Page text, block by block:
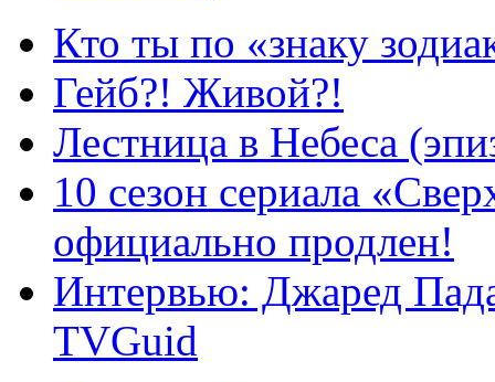
Кто ты по «знаку
Гейб?! Живой?!
Лестница в Небеса
10 сезон сериала
официально продлен!
Интервью: Джаред
TVGuid